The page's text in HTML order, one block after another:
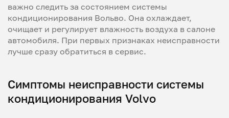
важно следить за состоянием системы
кондиционирования Вольво. Она охлаждает,
очищает и регулирует влажность воздуха в салоне
автомобиля. При первых признаках неисправности
лучше сразу обратиться в сервис.
Симптомы неисправности системы
кондиционирования Volvo